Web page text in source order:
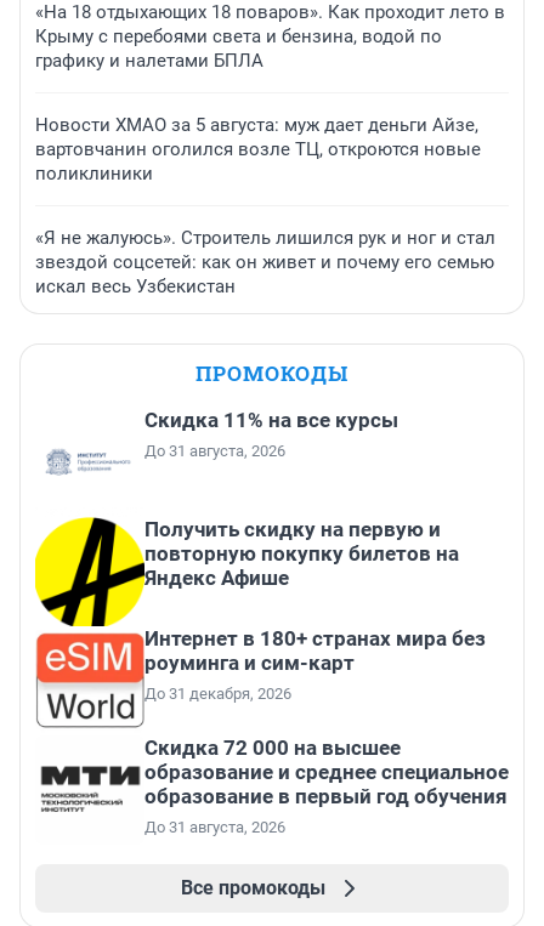
«На 18 отдыхающих 18 поваров». Как проходит лето в
Крыму с перебоями света и бензина, водой по
графику и налетами БПЛА
Новости ХМАО за 5 августа: муж дает деньги Айзе,
вартовчанин оголился возле ТЦ, откроются новые
поликлиники
«Я не жалуюсь». Строитель лишился рук и ног и стал
звездой соцсетей: как он живет и почему его семью
искал весь Узбекистан
ПРОМОКОДЫ
Скидка 11% на все курсы
До 31 августа, 2026
Получить скидку на первую и
повторную покупку билетов на
Яндекс Афише
Интернет в 180+ странах мира без
роуминга и сим-карт
До 31 декабря, 2026
Скидка 72 000 на высшее
образование и среднее специальное
образование в первый год обучения
До 31 августа, 2026
Все промокоды